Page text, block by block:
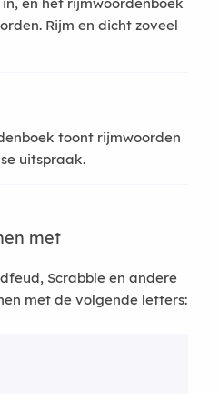
Rijm en dicht zoveel
toont rijmwoorden
uitspraak.
met
Scrabble en andere
met de volgende letters: